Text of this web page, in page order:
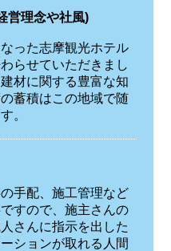
営理念や社風)
った志摩観光ホテル
らせていただきまし
材に関する豊富な知
蓄積はこの地域で随
。
手配、施工管理など
すので、施主さんの
さんに指示を出した
ションが取れる人間